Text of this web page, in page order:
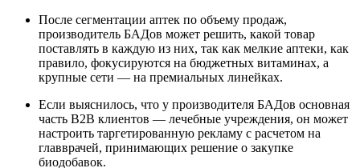
После сегментации аптек по объему продаж,
производитель БАДов может решить, какой товар
поставлять в каждую из них, так как мелкие аптеки, как
правило, фокусируются на бюджетных витаминах, а
крупные сети — на премиальных линейках.
Если выяснилось, что у производителя БАДов основная
часть В2В клиентов — лечебные учреждения, он может
настроить таргетированную рекламу с расчетом на
главврачей, принимающих решение о закупке
биодобавок.